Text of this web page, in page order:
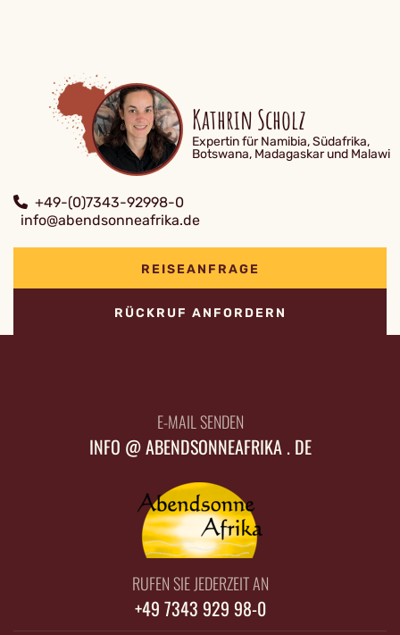
Kathrin Scholz
Expertin für Namibia, Südafrika,
Botswana, Madagaskar und Malawi
+49-(0)7343-92998-0
info@abendsonneafrika.de
REISEANFRAGE
RÜCKRUF ANFORDERN
E-MAIL SENDEN
INFO @ ABENDSONNEAFRIKA . DE
RUFEN SIE JEDERZEIT AN
+49 7343 929 98-0